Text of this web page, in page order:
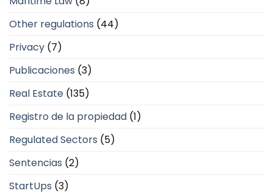
Other regulations (44)
Privacy (7)
Publicaciones (3)
Real Estate (135)
Registro de la propiedad (1)
Regulated Sectors (5)
Sentencias (2)
StartUps (3)